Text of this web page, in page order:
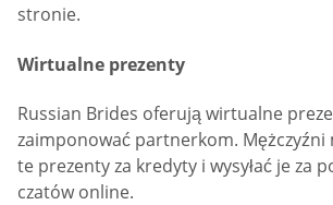
stronie.
Wirtualne prezenty
Russian Brides oferują wirtualne
zaimponować partnerkom. Mężczyźni
te prezenty za kredyty i wysyłać je za
czatów online.